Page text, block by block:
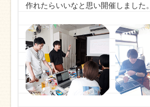
作れたらいいなと思い開催しました。